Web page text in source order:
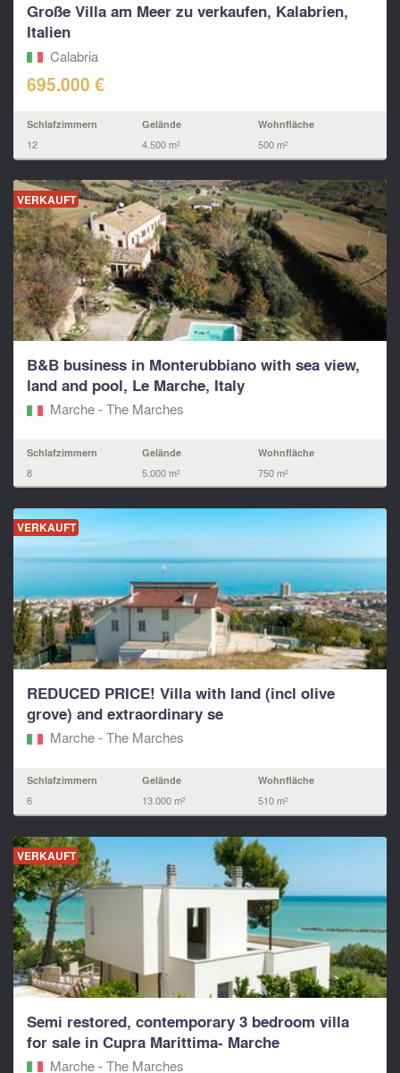
Große Villa am Meer zu verkaufen, Kalabrien,
Italien
Calabria
695.000 €
Schlafzimmern
12
Gelände
4.500 m²
Wohnfläche
500 m²
VERKAUFT
B&B business in Monterubbiano with sea view,
land and pool, Le Marche, Italy
Marche - The Marches
Schlafzimmern
8
Gelände
5.000 m²
Wohnfläche
750 m²
VERKAUFT
REDUCED PRICE! Villa with land (incl olive
grove) and extraordinary se
Marche - The Marches
Schlafzimmern
6
Gelände
13.000 m²
Wohnfläche
510 m²
VERKAUFT
Semi restored, contemporary 3 bedroom villa
for sale in Cupra Marittima- Marche
Marche - The Marches